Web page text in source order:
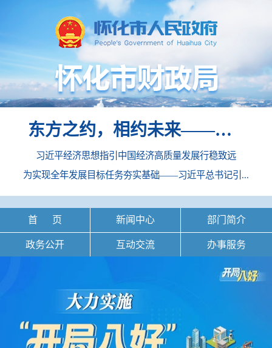
东方之约，相约未来——中国元首外交的世界情怀与大国气派
习近平经济思想指引中国经济高质量发展行稳致远
为实现全年发展目标任务夯实基础——习近平总书记引...
首 页 新闻中心 部门简介
政务公开 互动交流 办事服务